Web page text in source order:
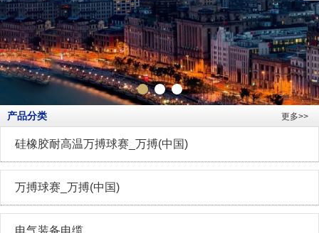
产品分类 更多>>
硅橡胶耐高温万搏球赛_万搏(中国)
万搏球赛_万搏(中国)
电气装备电缆